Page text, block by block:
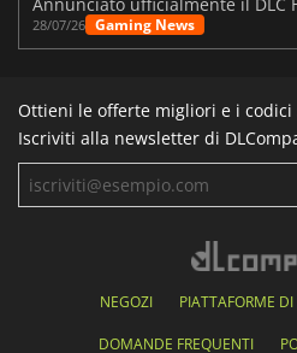
28/07/26 Gaming News
Ottieni le offerte migliori e i
Iscriviti alla newsletter di
NEGOZI PIATTAFORME
DOMANDE FREQUENTI